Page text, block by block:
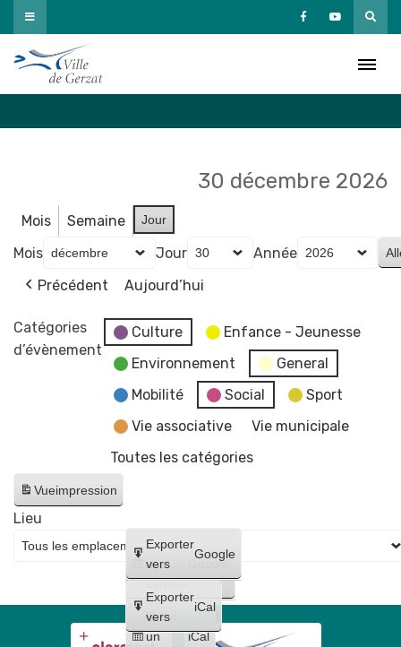
Passer
au
contenu
30 décembre 2026
Mois Semaine Jour
Mois Jour
Année
Précédent
Aujourd’hui
Catégories
d’évènement
Culture
Enfance - Jeunesse
Environnement
General
Mobilité
Social
Sport
Vie associative
Vie municipale
Toutes les catégories
Vueimpression
Créer
un
compte
Google
Créer
un
iCal
Exporter
vers
Google
Exporter
vers
iCal
Lieu